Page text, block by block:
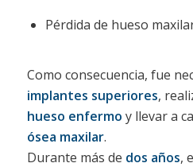
Pérdida de hueso
Como consecuencia, fue
implantes superiores,
hueso enfermo y llevar a
ósea maxilar.
Durante más de dos años,